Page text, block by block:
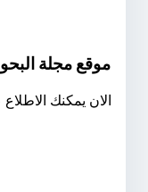
موقع مجلة
الان يمكنك